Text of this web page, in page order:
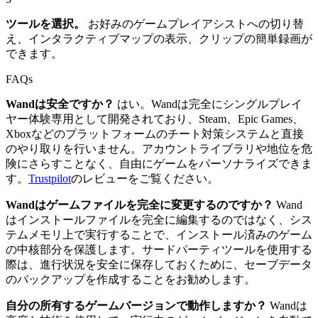
ツールを選択。
お好みのゲームプレイアシストへの切り替
え、インタラクティブマップの表示、クリップの簡単録画が
できます。
FAQs
Wandは安全ですか？ はい。Wandは完全にシングルプレイ
ヤー体験専用として開発されており、Steam、Epic Games、
Xboxなどのプラットフォームのチート対策システムと直接
のやり取りを行いません。アカウントライブラリや地位を危
険にさらすことなく、自由にゲームをパーソナライズできま
す。 Trustpilotのレビューをご覧ください。
Wandはゲームファイルを完全に変更するのですか？ Wand
はインストールファイルを完全に編集するのではなく、シス
テムメモリ上で実行することで、インストール済みのゲーム
の中核部分を保護します。サードパーティツールを使用する
際は、進行状況を安全に保存しておくために、セーブデータ
のバックアップを作成することをお勧めします。
自分の所有するゲームバージョンで動作しますか？ Wandは